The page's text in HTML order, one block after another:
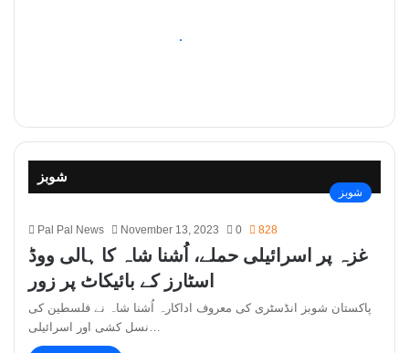
شوبز
شوبز
Pal Pal News November 13, 2023 0 828
غزہ پر اسرائیلی حملے، اُشنا شاہ کا ہالی ووڈ
اسٹارز کے بائیکاٹ پر زور
پاکستان شوبز انڈسٹری کی معروف اداکارہ اُشنا شاہ نے فلسطین کی
نسل کشی اور اسرائیلی…